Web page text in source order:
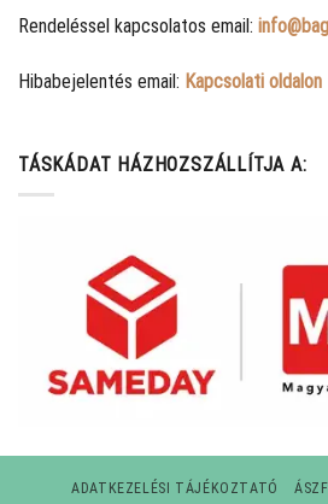
Rendeléssel kapcsolatos email:
Hibabejelentés email: Kapcsolati oldalon
TÁSKÁDAT HÁZHOZSZÁLLÍTJA A:
ADATKEZELÉSI TÁJÉKOZTATÓ ÁSZF